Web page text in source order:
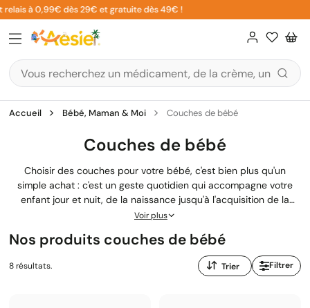
Aller
au
contenu
à 0,99€ dès 29€ et gratuite dès 49€ !
Accueil Bébé, Maman & Moi Couches de bébé
Couches de bébé
Choisir des couches pour votre bébé, c'est bien plus qu'un
simple achat : c'est un geste quotidien qui accompagne votre
enfant jour et nuit, de la naissance jusqu'à l'acquisition de la
propreté. Entre les fuites nocturnes, les irritations sur les fesses
demandez peut-être quelle couche conviendra le mieux à votre
petit. Sur Aesiel.com, notre équipe de pharmaciens vous guide
pour trouver la protection adaptée à la peau de votre nourrisson
Voir plus
Nos produits couches de bébé
8 résultats.
Trier
par
Filtrer